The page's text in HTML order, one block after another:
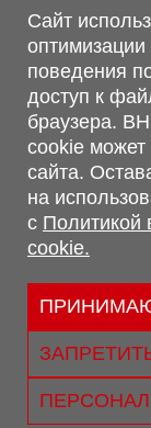
Магазин,
г. Минск,
223062
г. Брест, ул.
Обращаем Ваше
информация,
характеристик,
сервисного
не является
Гражданского
Политика
Политикой в
Свидетельство
г.
Сайт
поведения
доступ к
браузера.
cookie может
сайта.
на
с Политикой
cookie.